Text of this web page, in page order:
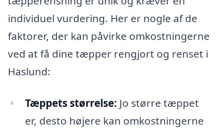
individuel vurdering. Her er nogle af de
faktorer, der kan påvirke omkostningerne
ved at få dine tæpper rengjort og renset i
Haslund:
Tæppets størrelse: Jo større tæppet
er, desto højere kan omkostningerne